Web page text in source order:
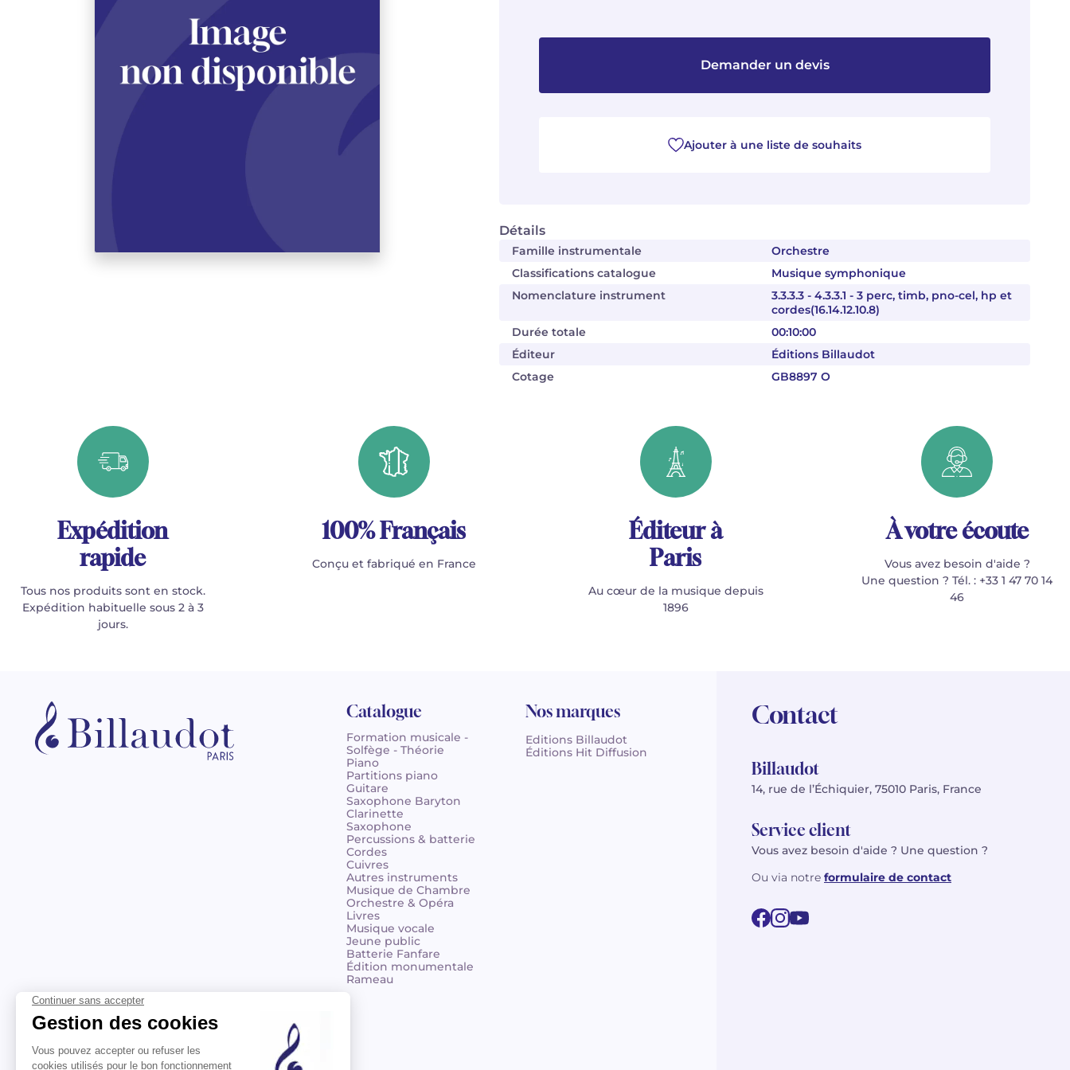
Détails
Famille instrumentale
Orchestre
Classifications catalogue
Musique symphonique
Nomenclature instrument
3.3.3.3 - 4.3.3.1 - 3 perc, timb, pno-cel, hp et
cordes(16.14.12.10.8)
Durée totale
00:10:00
Éditeur
Éditions Billaudot
Cotage
GB8897 O
Demander un devis
Ajouter à une liste de souhaits
Expédition
rapide
Tous nos produits sont en stock.
Expédition habituelle sous 2 à 3
jours.
100% Français
Conçu et fabriqué en France
Éditeur à
Paris
Au cœur de la musique depuis
1896
À votre écoute
Vous avez besoin d'aide ?
Une question ? Tél. : +33 1 47 70 14
46
Catalogue
Formation musicale -
Solfège - Théorie
Piano
Partitions piano
Guitare
Saxophone Baryton
Clarinette
Saxophone
Percussions & batterie
Cordes
Cuivres
Autres instruments
Musique de Chambre
Orchestre & Opéra
Livres
Musique vocale
Jeune public
Batterie Fanfare
Édition monumentale
Rameau
Nos marques
Editions Billaudot
Éditions Hit Diffusion
Contact
Billaudot
14, rue de l’Échiquier, 75010 Paris, France
Service client
Vous avez besoin d'aide ? Une question ?
Ou via notre formulaire de contact